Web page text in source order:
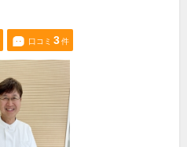
口コミ 3件